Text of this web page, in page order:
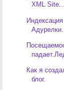
XML Site...
Индексация
Адурелки.
Как я
блог.